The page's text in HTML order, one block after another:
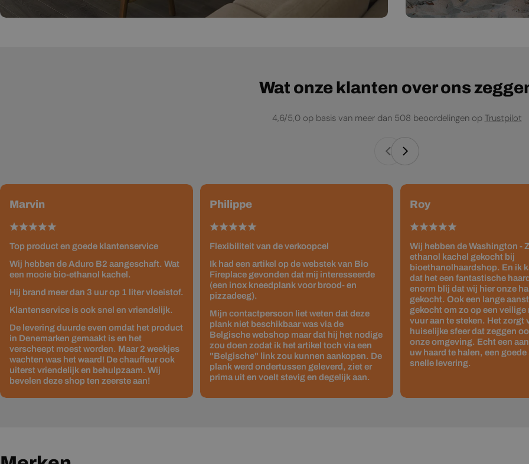
Wat onze klanten over ons
4,6/5,0 op basis van meer dan 508 beoordelingen op Trustpilot
Marvin
Top product en goede klantenservice
Wij hebben de Aduro B2 aangeschaft. Wat
een mooie bio-ethanol kachel.
Hij brand meer dan 3 uur op 1 liter vloeistof.
Klantenservice is ook snel en vriendelijk.
De levering duurde even omdat het product
in Denemarken gemaakt is en het
verscheept moest worden. Maar 2 weekjes
wachten was het waard! De chauffeur ook
uiterst vriendelijk en behulpzaam. Wij
bevelen deze shop ten zeerste aan!
Philippe
Flexibiliteit van de verkoopcel
Ik had een artikel op de webstek van Bio
Fireplace gevonden dat mij interesseerde
(een inox kneedplank voor brood- en
pizzadeeg).
Mijn contactpersoon liet weten dat deze
plank niet beschikbaar was via de
Belgische webshop maar dat hij het nodige
zou doen zodat ik het artikel toch via een
"Belgische" link zou kunnen aankopen. De
plank werd ondertussen geleverd, ziet er
prima uit en voelt stevig en degelijk aan.
Roy
Wij hebben de Washington -
ethanol kachel gekocht bij
bioethanolhaardshop. En ik
dat het een fantastische
enorm blij dat wij hier onze
gekocht. Ook een lange
gekocht om zo op een veilige
vuur aan te steken. Het zorgt
huiselijke sfeer dat zeggen
onze omgeving. Echt een
uw haard te halen, een goede
snelle levering.